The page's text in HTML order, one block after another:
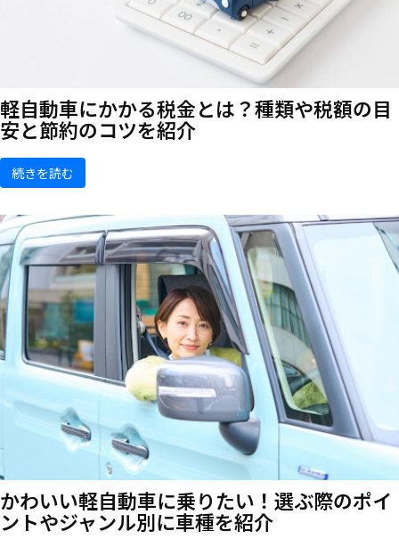
軽自動車にかかる税金とは？種類や税額の目
安と節約のコツを紹介
続きを読む
かわいい軽自動車に乗りたい！選ぶ際のポイ
ントやジャンル別に車種を紹介